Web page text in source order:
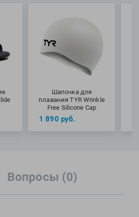
Шапочка для
плавания TYR Wrinkle
Free Silicone Cap
1 890 руб.
Вопросы (0)